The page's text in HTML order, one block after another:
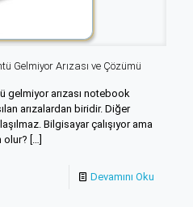
Gelmiyor Arızası ve Çözümü
gelmiyor arızası notebook
arızalardan biridir. Diğer
Bilgisayar çalışıyor ama
olur?
Devamını Oku